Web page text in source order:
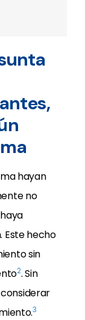
hayan
no
Este hecho
sin
2. Sin
3